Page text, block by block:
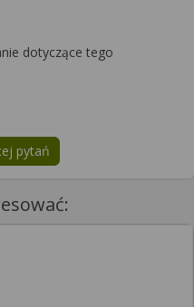
dotyczące tego
pytań
tematALPHAtex Osłona na